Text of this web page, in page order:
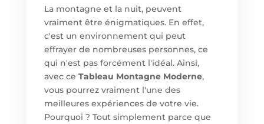
La montagne et la nuit, peuvent
vraiment être énigmatiques. En effet,
c'est un environnement qui peut
effrayer de nombreuses personnes, ce
qui n'est pas forcément l'idéal. Ainsi,
avec ce Tableau Montagne Moderne,
vous pourrez vraiment l'une des
meilleures expériences de votre vie.
Pourquoi ? Tout simplement parce que